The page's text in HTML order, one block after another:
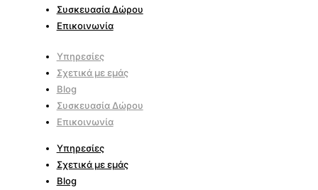
Συσκευασία Δώρου
Επικοινωνία
Υπηρεσίες
Σχετικά με εμάς
Blog
Συσκευασία Δώρου
Επικοινωνία
Υπηρεσίες
Σχετικά με εμάς
Blog